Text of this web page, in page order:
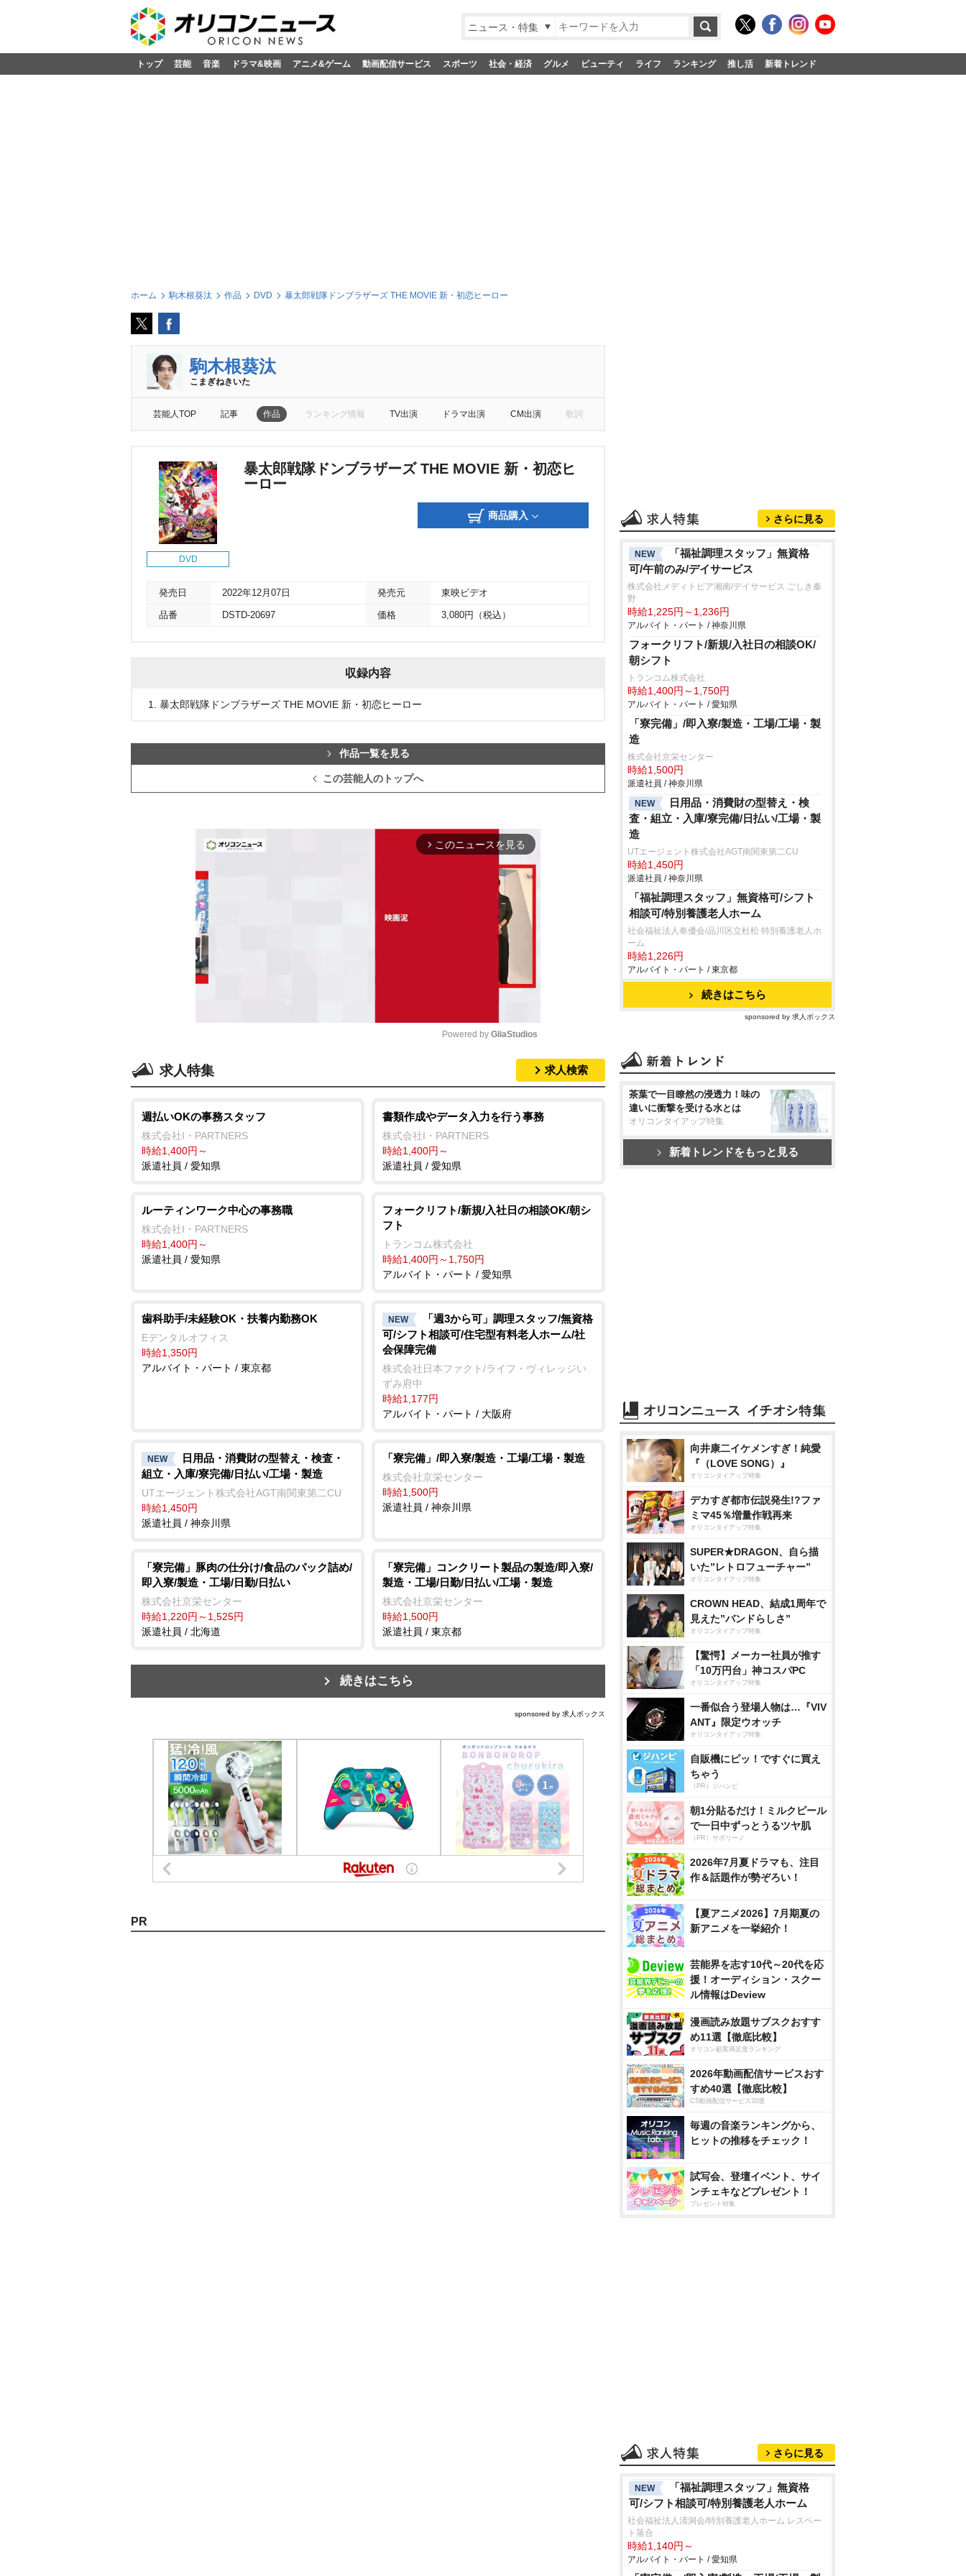
ニュース・特集
トップ 芸能 音楽 ドラマ&映画 アニメ&ゲーム 動画配信サービス スポーツ 社会・経済 グルメ ビューティ ライフ ランキング 推し活 新着トレンド
ホーム 駒木根葵汰 作品 DVD 暴太郎戦隊ドンブラザーズ THE MOVIE 新・初恋ヒーロー
駒木根葵汰
こまぎねきいた
芸能人TOP 記事 作品 ランキング情報 TV出演 ドラマ出演 CM出演 歌詞
DVD
暴太郎戦隊ドンブラザーズ THE MOVIE 新・初恋ヒ
ーロー
商品購入
発売日 2022年12月07日 発売元 東映ビデオ
品番 DSTD-20697 価格 3,080円（税込）
収録内容
1. 暴太郎戦隊ドンブラザーズ THE MOVIE 新・初恋ヒーロー
作品一覧を見る
この芸能人のトップへ
arrow_forward_ios このニュースを見る
t
e
Powered by GliaStudios
求人特集 求人検索
週払いOKの事務スタッフ
株式会社I・PARTNERS
時給1,400円～
派遣社員 / 愛知県
書類作成やデータ入力を行う事務
株式会社I・PARTNERS
時給1,400円～
派遣社員 / 愛知県
ルーティンワーク中心の事務職
株式会社I・PARTNERS
時給1,400円～
派遣社員 / 愛知県
フォークリフト/新規/入社日の相談OK/朝シ
フト
トランコム株式会社
時給1,400円～1,750円
アルバイト・パート / 愛知県
歯科助手/未経験OK・扶養内勤務OK
Eデンタルオフィス
時給1,350円
アルバイト・パート / 東京都
NEW
「週3から可」調理スタッフ/無資格
可/シフト相談可/住宅型有料老人ホーム/社
会保障完備
株式会社日本ファクト/ライフ・ヴィレッジい
ずみ府中
時給1,177円
アルバイト・パート / 大阪府
NEW
日用品・消費財の型替え・検査・
組立・入庫/寮完備/日払い/工場・製造
UTエージェント株式会社AGT南関東第二CU
時給1,450円
派遣社員 / 神奈川県
「寮完備」/即入寮/製造・工場/工場・製造
株式会社京栄センター
時給1,500円
派遣社員 / 神奈川県
「寮完備」豚肉の仕分け/食品のパック詰め/
即入寮/製造・工場/日勤/日払い
株式会社京栄センター
時給1,220円～1,525円
派遣社員 / 北海道
「寮完備」コンクリート製品の製造/即入寮/
製造・工場/日勤/日払い/工場・製造
株式会社京栄センター
時給1,500円
派遣社員 / 東京都
続きはこちら
sponsored by 求人ボックス
PR
さらに見る
NEW
「福祉調理スタッフ」無資格
可/午前のみ/デイサービス
株式会社メディトピア湘南/デイサービス ごしき秦
野
時給1,225円～1,236円
アルバイト・パート / 神奈川県
フォークリフト/新規/入社日の相談OK/
朝シフト
トランコム株式会社
時給1,400円～1,750円
アルバイト・パート / 愛知県
「寮完備」/即入寮/製造・工場/工場・製
造
株式会社京栄センター
時給1,500円
派遣社員 / 神奈川県
NEW
日用品・消費財の型替え・検
査・組立・入庫/寮完備/日払い/工場・製
造
UTエージェント株式会社AGT南関東第二CU
時給1,450円
派遣社員 / 神奈川県
「福祉調理スタッフ」無資格可/シフト
相談可/特別養護老人ホーム
社会福祉法人奉優会/品川区立杜松 特別養護老人ホ
ーム
時給1,226円
アルバイト・パート / 東京都
続きはこちら
sponsored by 求人ボックス
茶葉で一目瞭然の浸透力！味の
違いに衝撃を受ける水とは
オリコンタイアップ特集
新着トレンドをもっと見る
向井康二イケメンすぎ！純愛
『（LOVE SONG）』
オリコンタイアップ特集
デカすぎ都市伝説発生!?ファ
ミマ45％増量作戦再来
オリコンタイアップ特集
SUPER★DRAGON、自ら描
いた”レトロフューチャー”
オリコンタイアップ特集
CROWN HEAD、結成1周年で
見えた”バンドらしさ”
オリコンタイアップ特集
【驚愕】メーカー社員が推す
「10万円台」神コスパPC
オリコンタイアップ特集
一番似合う登場人物は…『VIV
ANT』限定ウオッチ
オリコンタイアップ特集
自販機にピッ！ですぐに買え
ちゃう
（PR）ジハンピ
朝1分貼るだけ！ミルクピール
で一日中ずっとうるツヤ肌
（PR）サボリーノ
2026年7月夏ドラマも、注目
作＆話題作が勢ぞろい！
【夏アニメ2026】7月期夏の
新アニメを一挙紹介！
芸能界を志す10代～20代を応
援！オーディション・スクー
ル情報はDeview
漫画読み放題サブスクおすす
め11選【徹底比較】
オリコン顧客満足度ランキング
2026年動画配信サービスおす
すめ40選【徹底比較】
CS動画配信サービス20選
毎週の音楽ランキングから、
ヒットの推移をチェック！
試写会、登壇イベント、サイ
ンチェキなどプレゼント！
プレゼント特集
さらに見る
NEW
「福祉調理スタッフ」無資格
可/シフト相談可/特別養護老人ホーム
社会福祉法人清洞会/特別養護老人ホーム レスペー
ト落合
時給1,140円～
アルバイト・パート / 愛知県